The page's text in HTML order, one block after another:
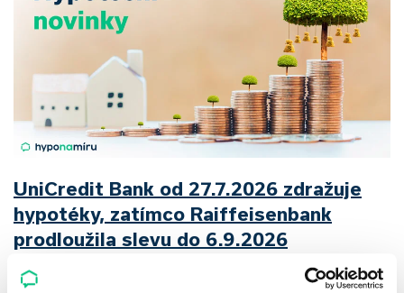
UniCredit Bank od 27.7.2026 zdražuje
hypotéky, zatímco Raiffeisenbank
prodloužila slevu do 6.9.2026
Český hypoteční trh na konci července 2026 potvrzuje, že